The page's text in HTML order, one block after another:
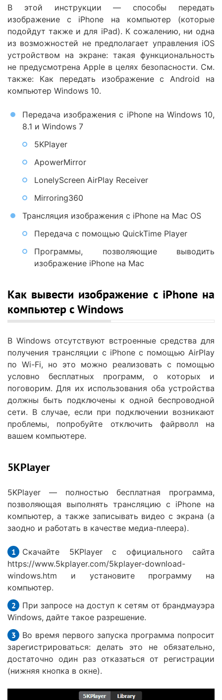
В этой инструкции — способы передать
изображение с iPhone на компьютер (которые
подойдут также и для iPad). К сожалению, ни одна
из возможностей не предполагает управления iOS
устройством на экране: такая функциональность
не предусмотрена Apple в целях безопасности. См.
также: Как передать изображение с Android на
компьютер Windows 10.
Передача изображения с iPhone на Windows 10,
8.1 и Windows 7
5KPlayer
ApowerMirror
LonelyScreen AirPlay Receiver
Mirroring360
Трансляция изображения с iPhone на Mac OS
Передача с помощью QuickTime Player
Программы, позволяющие выводить
изображение iPhone на Mac
Как вывести изображение с iPhone на
компьютер с Windows
В Windows отсутствуют встроенные средства для
получения трансляции с iPhone с помощью AirPlay
по Wi-Fi, но это можно реализовать с помощью
условно бесплатных программ, о которых и
поговорим. Для их использования оба устройства
должны быть подключены к одной беспроводной
сети. В случае, если при подключении возникают
проблемы, попробуйте отключить файрволл на
вашем компьютере.
5KPlayer
5KPlayer — полностью бесплатная программа,
позволяющая выполнять трансляцию с iPhone на
компьютер, а также записывать видео с экрана (а
заодно и работать в качестве медиа-плеера).
Скачайте 5KPlayer с официального сайта
https://www.5kplayer.com/5kplayer-download-
windows.htm и установите программу на
компьютер.
При запросе на доступ к сетям от брандмауэра
Windows, дайте такое разрешение.
Во время первого запуска программа попросит
зарегистрироваться: делать это не обязательно,
достаточно один раз отказаться от регистрации
(нижняя кнопка в окне).